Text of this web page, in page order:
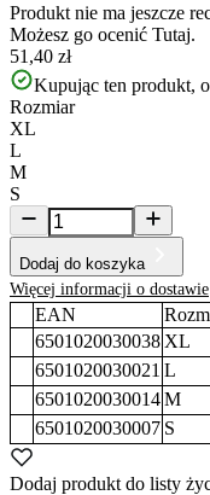
Produkt nie ma jeszcze
Możesz go ocenić Tutaj.
51,40 zł
Kupując ten produkt,
Rozmiar
XL
L
M
S
Dodaj do koszyka
Więcej informacji o dostawie
EAN
6501020030038 XL
6501020030021 L
6501020030014M
6501020030007 S
Dodaj produkt do listy